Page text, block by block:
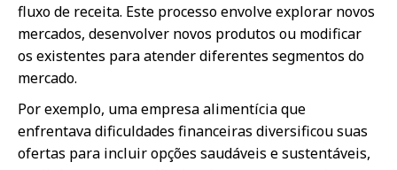
fluxo de receita. Este processo envolve explorar novos
mercados, desenvolver novos produtos ou modificar
os existentes para atender diferentes segmentos do
mercado.
Por exemplo, uma empresa alimentícia que
enfrentava dificuldades financeiras diversificou suas
ofertas para incluir opções saudáveis e sustentáveis,